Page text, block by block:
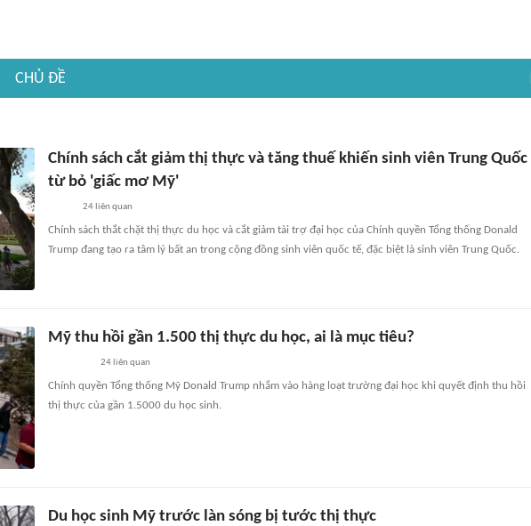
CHỦ ĐỀ
Chính sách cắt giảm thị thực và tăng thuế khiến sinh viên Trung Quốc
từ bỏ 'giấc mơ Mỹ'
24 liên quan
Chính sách thắt chặt thị thực du học và cắt giảm tài trợ đại học của Chính quyền Tổng thống Donald
Trump đang tạo ra tâm lý bất an trong cộng đồng sinh viên quốc tế, đặc biệt là sinh viên Trung Quốc.
Mỹ thu hồi gần 1.500 thị thực du học, ai là mục tiêu?
24liên quan
Chính quyền Tổng thống Mỹ Donald Trump nhắm vào hàng loạt trường đại học khi quyết định thu hồi
thị thực của gần 1.5000 du học sinh.
Du học sinh Mỹ trước làn sóng bị tước thị thực